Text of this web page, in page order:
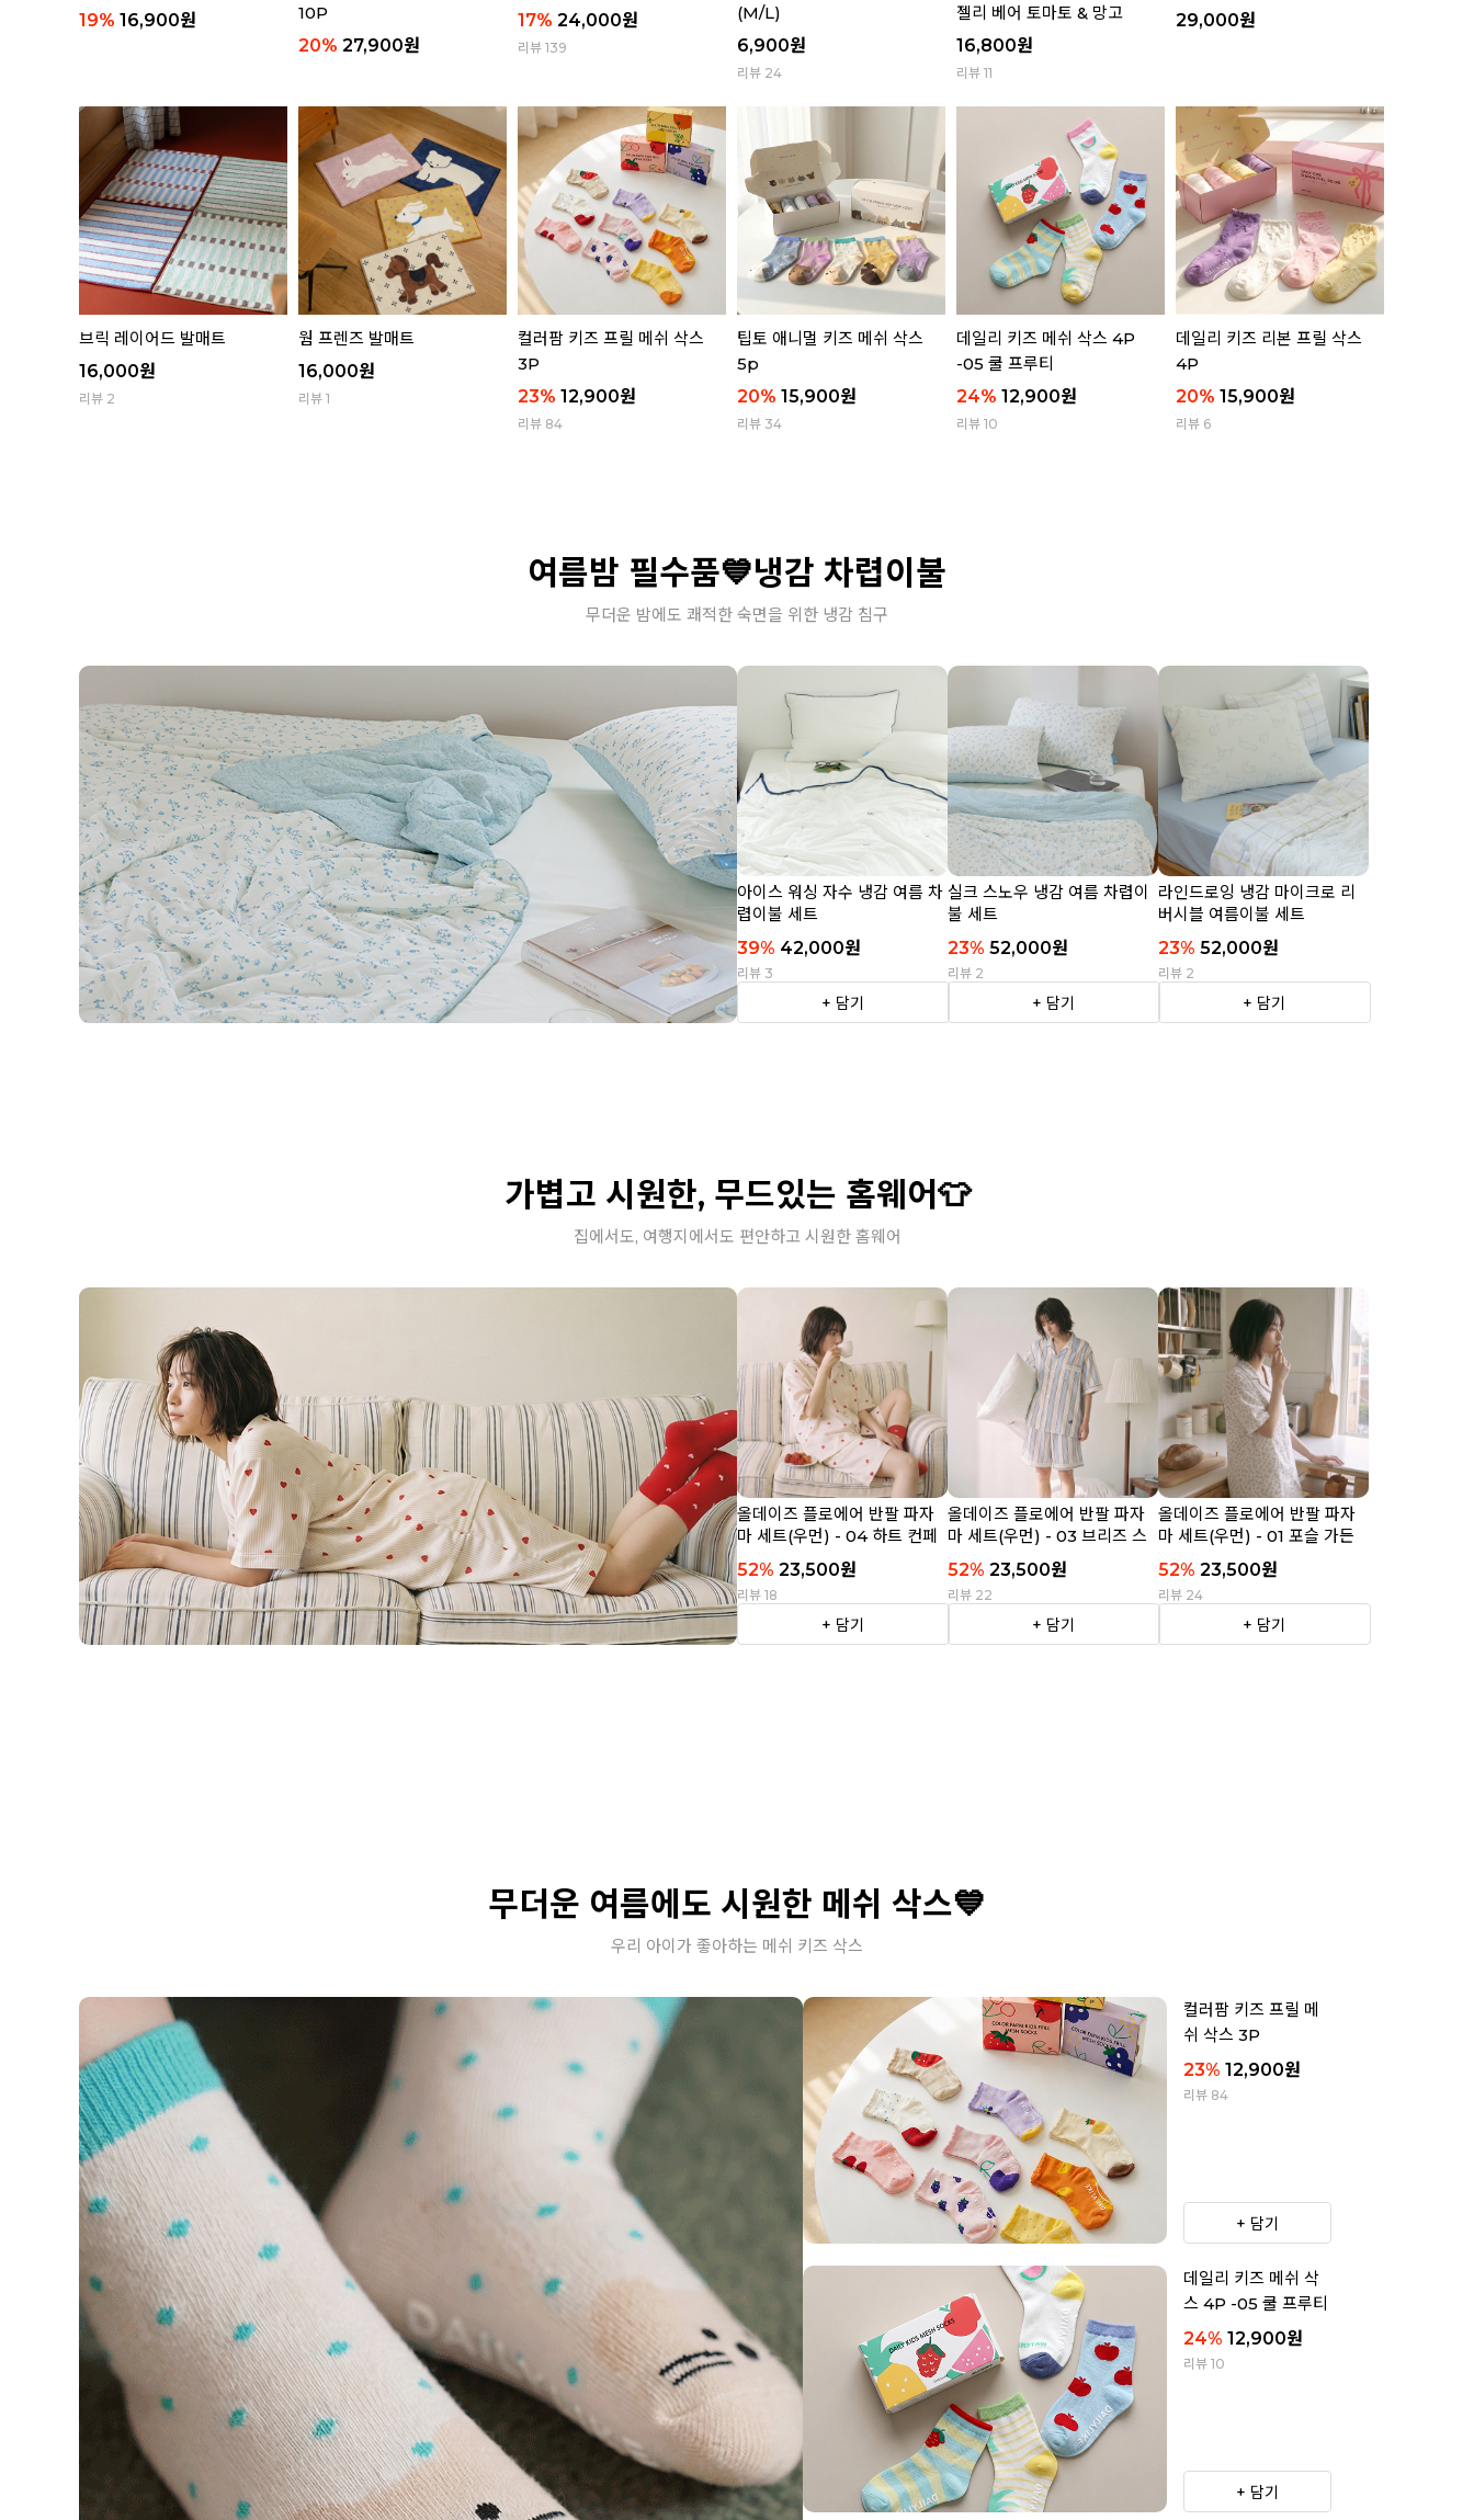
19% 16,900원
10P
20% 27,900원
17% 24,000원
리뷰 139
(M/L)
6,900원
리뷰 24
젤리 베어 토마토 & 망고
16,800원
리뷰 11
29,000원
브릭 레이어드 발매트
16,000원
리뷰 2
웜 프렌즈 발매트
16,000원
리뷰 1
컬러팜 키즈 프릴 메쉬 삭스
3P
23% 12,900원
리뷰 84
팁토 애니멀 키즈 메쉬 삭스
5p
20% 15,900원
리뷰 34
데일리 키즈 메쉬 삭스 4P
-05 쿨 프루티
24% 12,900원
리뷰 10
데일리 키즈 리본 프릴 삭스
4P
20% 15,900원
리뷰 6
여름밤 필수품💙냉감 차렵이불
무더운 밤에도 쾌적한 숙면을 위한 냉감 침구
아이스 워싱 자수 냉감 여름 차
렵이불 세트
39% 42,000원
리뷰 3
+ 담기
실크 스노우 냉감 여름 차렵이
불 세트
23% 52,000원
리뷰 2
+ 담기
라인드로잉 냉감 마이크로 리
버시블 여름이불 세트
23% 52,000원
리뷰 2
+ 담기
가볍고 시원한, 무드있는 홈웨어👕
집에서도, 여행지에서도 편안하고 시원한 홈웨어
올데이즈 플로에어 반팔 파자
마 세트(우먼) - 04 하트 컨페
티
52% 23,500원
리뷰 18
+ 담기
올데이즈 플로에어 반팔 파자
마 세트(우먼) - 03 브리즈 스
트라이프
52% 23,500원
리뷰 22
+ 담기
올데이즈 플로에어 반팔 파자
마 세트(우먼) - 01 포슬 가든
52% 23,500원
리뷰 24
+ 담기
무더운 여름에도 시원한 메쉬 삭스💙
우리 아이가 좋아하는 메쉬 키즈 삭스
컬러팜 키즈 프릴 메
쉬 삭스 3P
23% 12,900원
리뷰 84
+ 담기
데일리 키즈 메쉬 삭
스 4P -05 쿨 프루티
24% 12,900원
리뷰 10
+ 담기